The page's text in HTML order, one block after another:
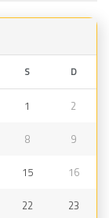
S D
1 2
8 9
15 16
22 23